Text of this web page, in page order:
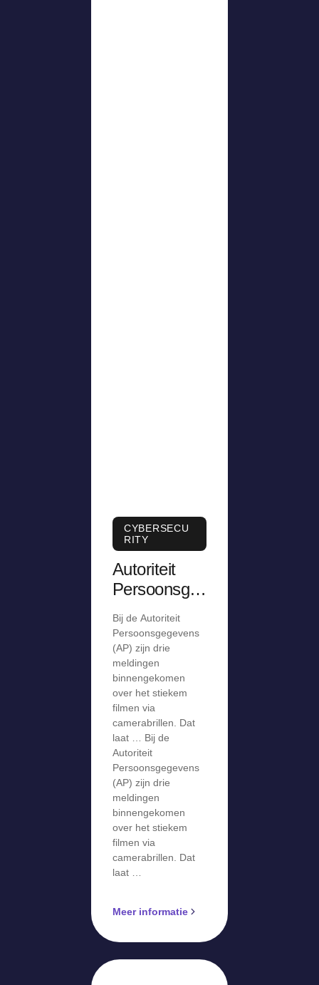
CYBERSECU
RITY
Autoriteit
Persoonsge
meldingen
over stiekem
filmen via
camerabril
Bij de Autoriteit
Persoonsgegevens
(AP) zijn drie
meldingen
binnengekomen
over het stiekem
filmen via
camerabrillen. Dat
laat … Bij de
Autoriteit
Persoonsgegevens
(AP) zijn drie
meldingen
binnengekomen
over het stiekem
filmen via
camerabrillen. Dat
laat …
Meer informatie